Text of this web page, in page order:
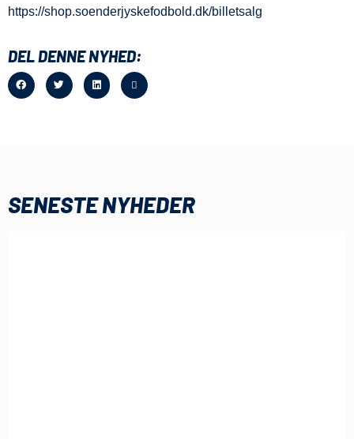
https://shop.soenderjyskefodbold.dk/billetsalg
DEL DENNE NYHED:
SENESTE NYHEDER